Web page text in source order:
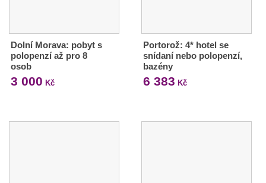
Dolní Morava: pobyt s
polopenzí až pro 8
osob
3 000 Kč
Portorož: 4* hotel se
snídaní nebo polopenzí,
bazény
6 383 Kč